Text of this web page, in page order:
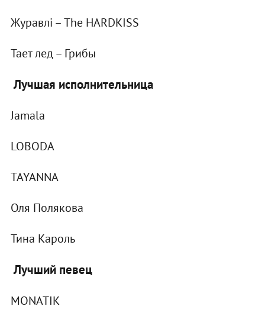
Журавлі – The HARDKISS
Тает лед – Грибы
Лучшая исполнительница
Jamala
LOBODA
TAYANNA
Оля Полякова
Тина Кароль
Лучший певец
MONATIK